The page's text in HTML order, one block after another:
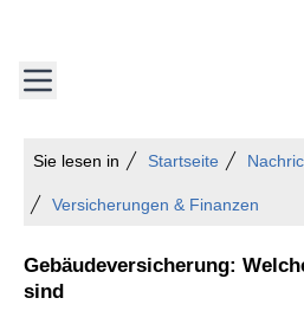
Sie lesen in Startseite
Versicherungen & Finanzen
Gebäudeversicherung:
sind